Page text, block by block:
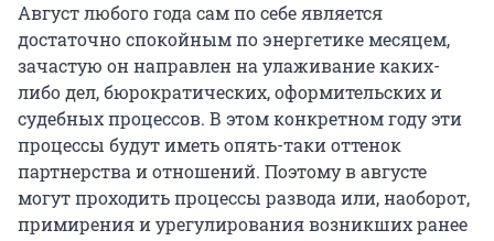
Август любого года сам по себе является
достаточно спокойным по энергетике месяцем,
зачастую он направлен на улаживание каких-
либо дел, бюрократических, оформительских и
судебных процессов. В этом конкретном году эти
процессы будут иметь опять-таки оттенок
партнерства и отношений. Поэтому в августе
могут проходить процессы развода или, наоборот,
примирения и урегулирования возникших ранее